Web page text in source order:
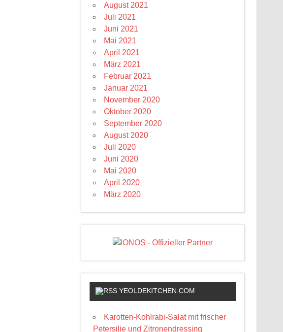
August 2021
Juli 2021
Juni 2021
Mai 2021
April 2021
März 2021
Februar 2021
Januar 2021
November 2020
Oktober 2020
September 2020
August 2020
Juli 2020
Juni 2020
Mai 2020
April 2020
März 2020
YEOLDEKITCHEN.COM
Karotten-Kohlrabi-Salat mit frischer
Petersilie und Zitronendressing